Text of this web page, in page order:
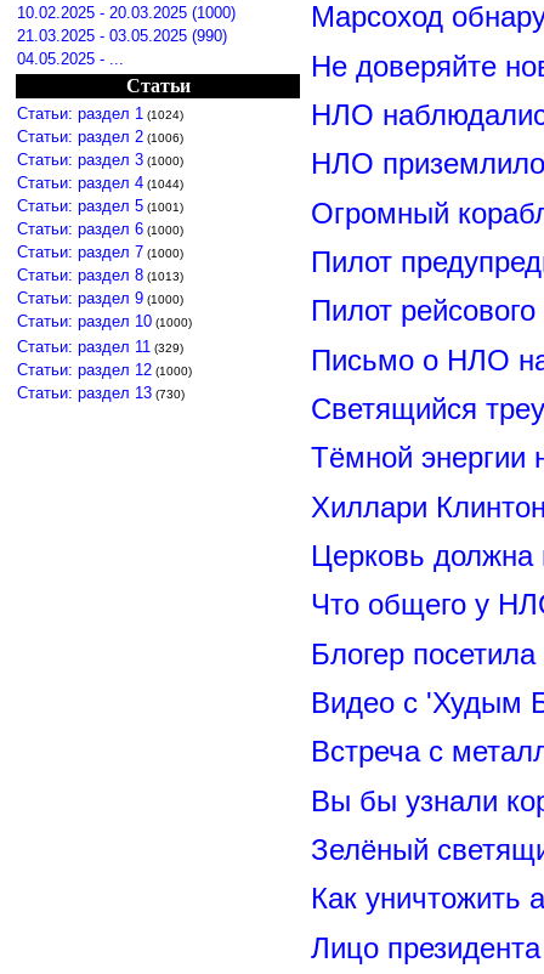
10.02.2025 - 20.03.2025 (1000)
21.03.2025 - 03.05.2025 (990)
04.05.2025 - ...
Статьи
Статьи: раздел 1 (1024)
Статьи: раздел 2 (1006)
Статьи: раздел 3 (1000)
Статьи: раздел 4 (1044)
Статьи: раздел 5 (1001)
Статьи: раздел 6 (1000)
Статьи: раздел 7 (1000)
Статьи: раздел 8 (1013)
Статьи: раздел 9 (1000)
Статьи: раздел 10 (1000)
Статьи: раздел 11 (329)
Статьи: раздел 12 (1000)
Статьи: раздел 13 (730)
Марсоход
Не доверяйте
НЛО
НЛО
Огромный
Пилот
Пилот
Письмо о НЛО
Светящийся
Тёмной энергии
Хиллари
Церковь должна
Что общего у
Блогер
Видео с 'Худым
Встреча с
Вы бы узнали
Зелёный
Как уничтожить
Лицо